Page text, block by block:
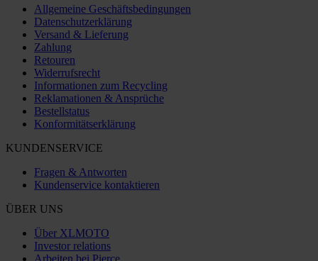
Allgemeine Geschäftsbedingungen
Datenschutzerklärung
Versand & Lieferung
Zahlung
Retouren
Widerrufsrecht
Informationen zum Recycling
Reklamationen & Ansprüche
Bestellstatus
Konformitätserklärung
KUNDENSERVICE
Fragen & Antworten
Kundenservice kontaktieren
ÜBER UNS
Über XLMOTO
Investor relations
Arbeiten bei Pierce